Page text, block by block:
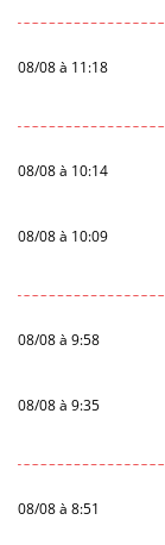
08/08 à 11:18
08/08 à 10:14
08/08 à 10:09
08/08 à 9:58
08/08 à 9:35
08/08 à 8:51